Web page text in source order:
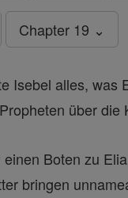
Chapter 19 ⌄
Isebel alles, was
über die
Boten zu
bringen